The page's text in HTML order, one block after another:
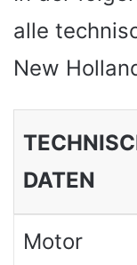
alle
New
DATEN
Motor